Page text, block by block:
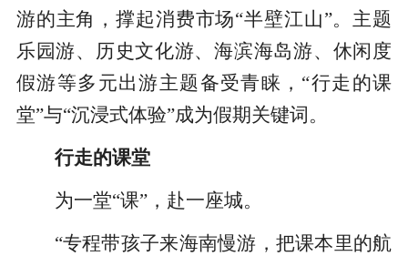
游的主角，撑起消费市场“半壁江山”。主题
乐园游、历史文化游、海滨海岛游、休闲度
假游等多元出游主题备受青睐，“行走的课
堂”与“沉浸式体验”成为假期关键词。
行走的课堂
为一堂“课”，赴一座城。
“专程带孩子来海南慢游，把课本里的航